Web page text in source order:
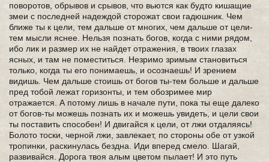
поворотов, обрывов и срывов, что вьются как будто кишащие
змеи с последней надеждой сторожат свои гадюшник. Чем
ближе ты к цели, тем дальше от многих, чем дальше от цели-
тем мысли яснее. Нельзя познать богов, когда с ними рядом,
ибо лик и размер их не найдет отражения, в твоих глазах
ясных, и там не поместиться. Незримо зримым становиться
только, когда ты его понимаешь, и осознаешь! И зрением
видишь. Чем дальше стоишь от богов ты-тем больше и дальше
пред тобой лежат горизонты, и тем обозримее мир
отражается. А потому лишь в начале пути, пока ты еще далеко
от богов-ты можешь познать их и можешь увидеть, и цели свои
ты поставить способен! И двигайся к цели, от лжи отдаляясь!
Болото тоски, черной лжи, завлекает, по стороны обе от узкой
тропинки, раскинулась бездна. Иди вперед смело. Шагай,
развивайся. Дорога твоя алым цветом пылает! И это путь